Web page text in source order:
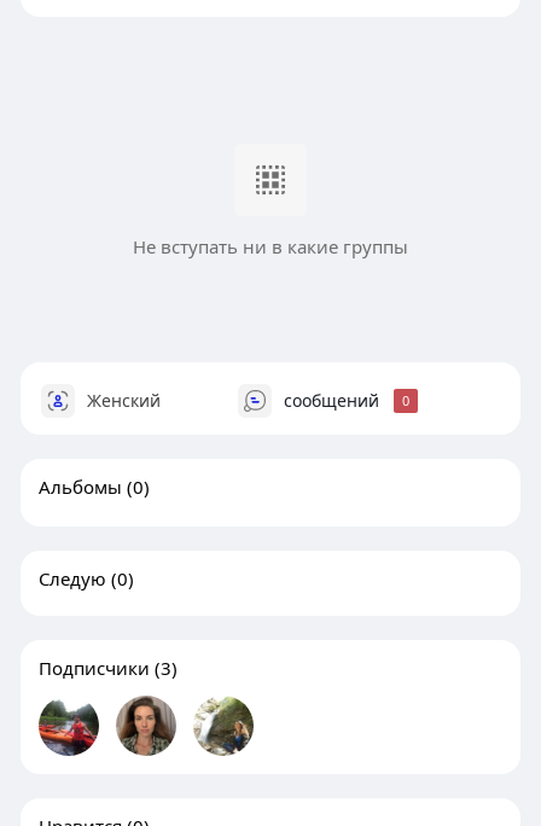
Не вступать ни в какие группы
Женский сообщений 0
Альбомы (0)
Следую (0)
Подписчики (3)